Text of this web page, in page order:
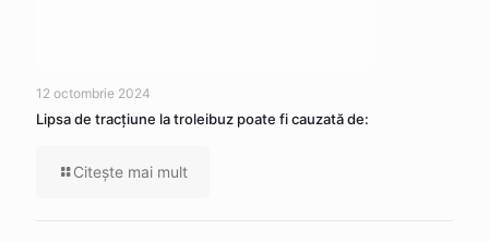
12 octombrie 2024
Lipsa de tracţiune la troleibuz poate fi cauzată de:
Citeşte mai mult